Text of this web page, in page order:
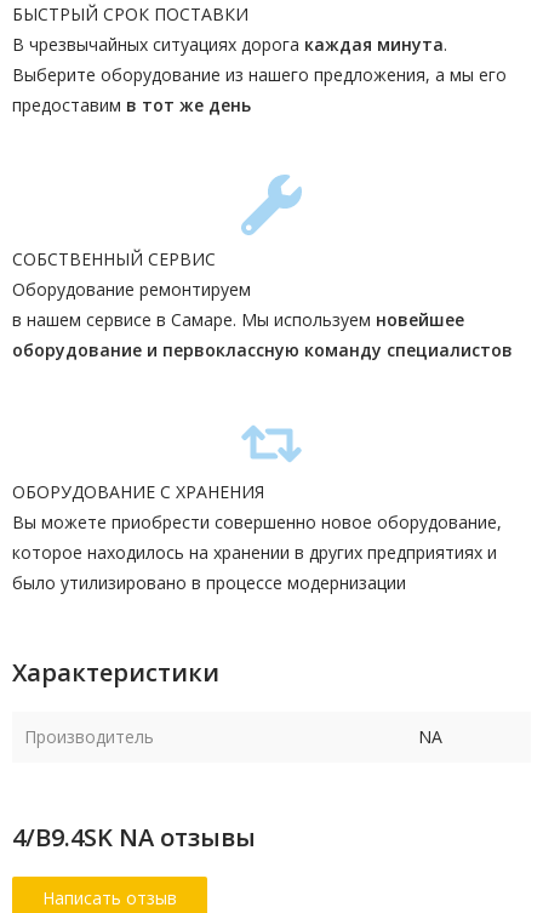
БЫСТРЫЙ СРОК ПОСТАВКИ
В чрезвычайных ситуациях дорога каждая минута.
Выберите оборудование из нашего предложения, а мы его
предоставим в тот же день
СОБСТВЕННЫЙ СЕРВИС
Оборудование ремонтируем
в нашем сервисе в Самаре. Мы используем новейшее
оборудование и первоклассную команду специалистов
ОБОРУДОВАНИЕ С ХРАНЕНИЯ
Вы можете приобрести совершенно новое оборудование,
которое находилось на хранении в других предприятиях и
было утилизировано в процессе модернизации
Характеристики
Производитель NA
4/B9.4SK NA отзывы